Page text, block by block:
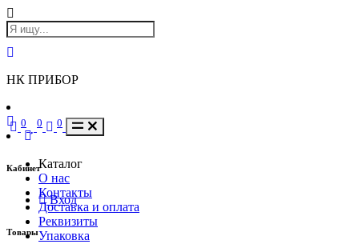
НК ПРИБОР
Кабинет
Вход
Товары
0 0 0
Каталог
О нас
Контакты
Доставка и оплата
Реквизиты
Упаковка